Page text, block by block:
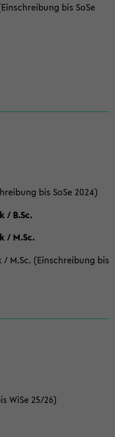
bis SoSe
bis SoSe 2024)
/ B.Sc.
/ M.Sc.
M.Sc. (Einschreibung bis
WiSe 25/26)